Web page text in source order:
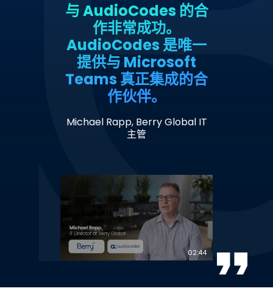
与 AudioCodes 的合
作非常成功。
AudioCodes 是唯一
提供与 Microsoft
Teams 真正集成的合
作伙伴。
Michael Rapp, Berry Global IT
主管
02:44